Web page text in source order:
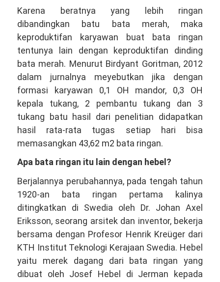
Karena beratnya yang lebih ringan
dibandingkan batu bata merah, maka
keproduktifan karyawan buat bata ringan
tentunya lain dengan keproduktifan dinding
bata merah. Menurut Birdyant Goritman, 2012
dalam jurnalnya meyebutkan jika dengan
formasi karyawan 0,1 OH mandor, 0,3 OH
kepala tukang, 2 pembantu tukang dan 3
tukang batu hasil dari penelitian didapatkan
hasil rata-rata tugas setiap hari bisa
memasangkan 43,62 m2 bata ringan.
Apa bata ringan itu lain dengan hebel?
Berjalannya perubahannya, pada tengah tahun
1920-an bata ringan pertama kalinya
ditingkatkan di Swedia oleh Dr. Johan Axel
Eriksson, seorang arsitek dan inventor, bekerja
bersama dengan Profesor Henrik Kreüger dari
KTH Institut Teknologi Kerajaan Swedia. Hebel
yaitu merek dagang dari bata ringan yang
dibuat oleh Josef Hebel di Jerman kepada